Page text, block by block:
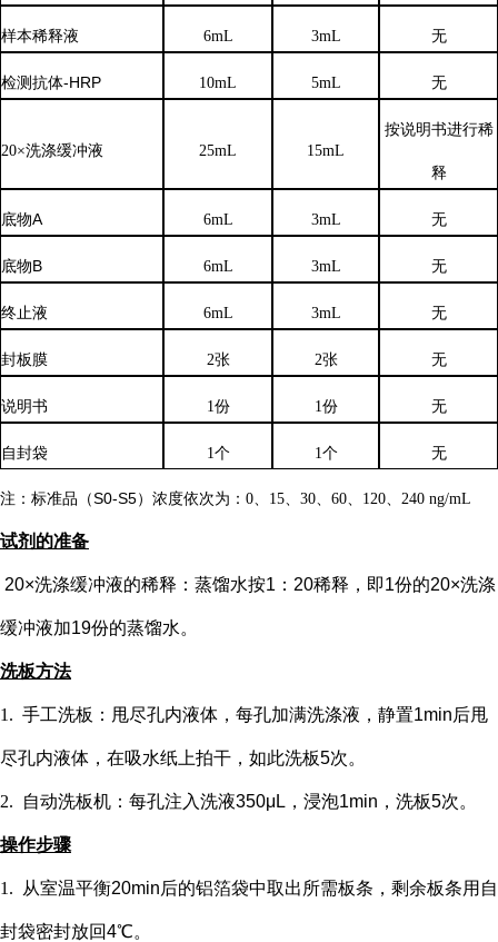
样本稀释液 6mL 3mL 无
检测抗体-HRP 10mL 5mL 无
20×洗涤缓冲液 25mL 15mL
按说明书进行稀
释
底物A 6mL 3mL 无
底物B 6mL 3mL 无
终止液 6mL 3mL 无
封板膜 2张 2张 无
说明书 1份 1份 无
自封袋 1个 1个 无
注：标准品（S0-S5）浓度依次为： 0、15、30、60、120、240 ng/mL
试剂的准备
20×洗涤缓冲液的稀释：蒸馏水按1：20稀释，即1份的20×洗涤
缓冲液加19份的蒸馏水。
洗板方法
1. 手工洗板：甩尽孔内液体，每孔加满洗涤液，静置1min后甩
尽孔内液体，在吸水纸上拍干，如此洗板5次。
2. 自动洗板机：每孔注入洗液350μL，浸泡1min，洗板5次。
操作步骤
1. 从室温平衡20min后的铝箔袋中取出所需板条，剩余板条用自
封袋密封放回4℃。